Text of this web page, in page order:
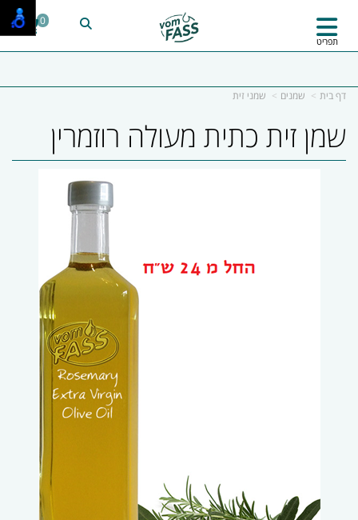
תפריט
0
דף בית שמנים שמני זית
שמן זית כתית מעולה רוזמרין